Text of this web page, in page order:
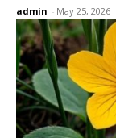
admin - May 25, 2026